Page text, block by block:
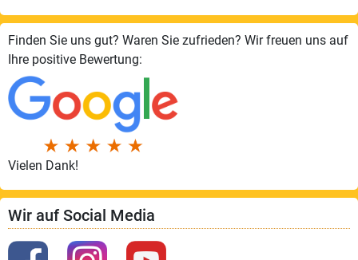
Finden Sie uns gut? Waren Sie zufrieden? Wir freuen uns auf
Ihre positive Bewertung:
Vielen Dank!
Wir auf Social Media